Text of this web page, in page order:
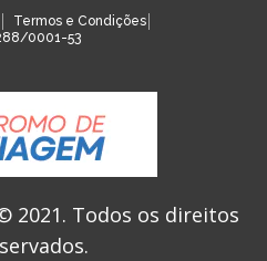
Termos e Condições
0001-53
2021. Todos os direitos